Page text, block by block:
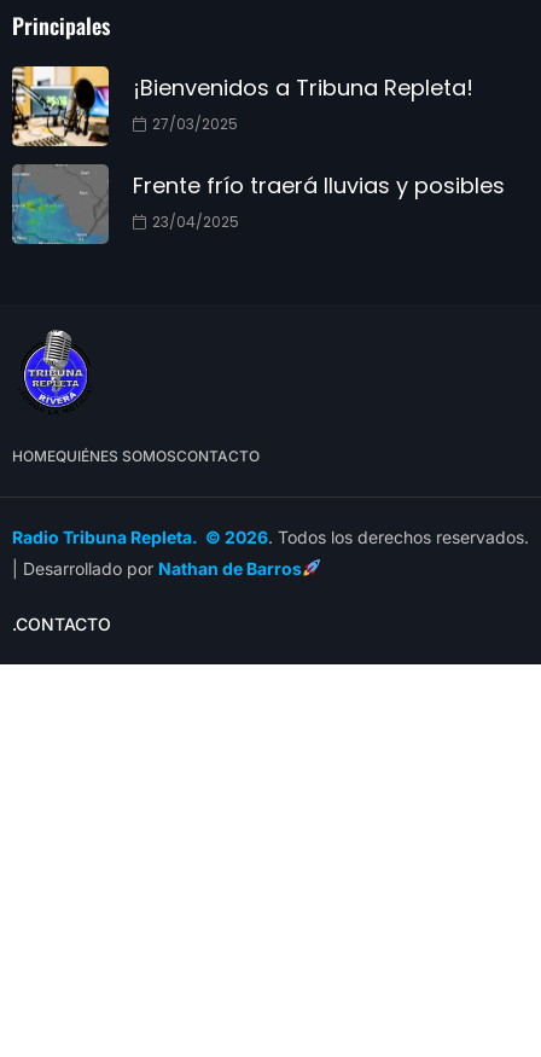
Principales
¡Bienvenidos a Tribuna Repleta!
27/03/2025
Frente frío traerá lluvias y posibles
23/04/2025
HOMEQUIÉNES SOMOSCONTACTO
Radio Tribuna Repleta. © 2026. Todos los derechos reservados.
| Desarrollado por Nathan de Barros
.CONTACTO